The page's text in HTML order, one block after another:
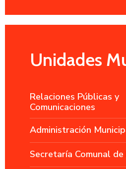
Unidades
Relaciones Públicas y
Comunicaciones
Administración
Secretaría Comunal